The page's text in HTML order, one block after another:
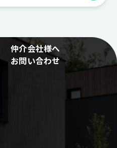
仲介会社様へ
お問い合わせ